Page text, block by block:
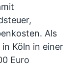
Als
Köln in einer
Euro